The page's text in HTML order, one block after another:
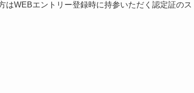
はWEBエントリー登録時に持参いただく認定証のス